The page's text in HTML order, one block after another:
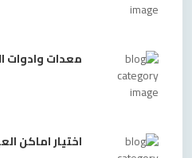
معدات وادوات
اختيار اماكن